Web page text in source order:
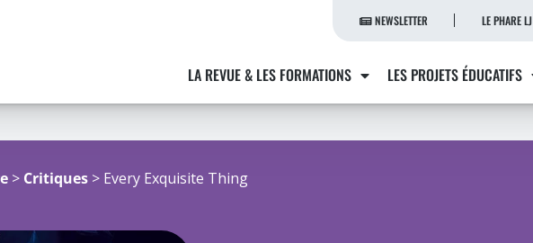
NEWSLETTER LE PHARE LJ
LA REVUE & LES FORMATIONS LES PROJETS ÉDUCATIFS
> Critiques > Every Exquisite Thing